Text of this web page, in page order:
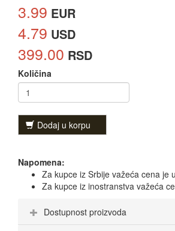
3.99 EUR
4.79 USD
399.00 RSD
Količina
Dodaj u korpu
Napomena:
Za kupce iz Srbije važeća cena je u
Za kupce iz inostranstva važeća
Dostupnost proizvoda